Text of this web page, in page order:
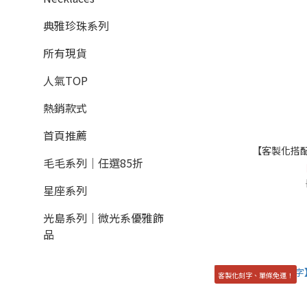
典雅珍珠系列
所有現貨
人氣TOP
熱銷款式
首頁推薦
毛毛系列｜任選85折
星座系列
光島系列｜微光系優雅飾
品
【客製化
客製化刻字、單條免運！